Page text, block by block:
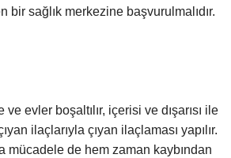
bir sağlık merkezine başvurulmalıdır.
evler boşaltılır, içerisi ve dışarısı ile
ilaçlarıyla çıyan ilaçlaması yapılır.
mücadele de hem zaman kaybından